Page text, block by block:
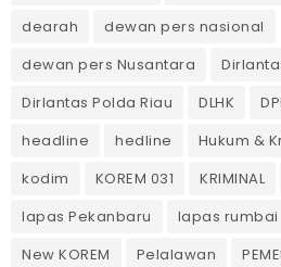
dearah
dewan pers nasional
dewan pers Nusantara
Dirlantas Polda Riau
DLHK
headline
hedline Hukum &
kodim
KOREM 031 KRIMINAL
lapas Pekanbaru
lapas rumbai
New KOREM
Pelalawan